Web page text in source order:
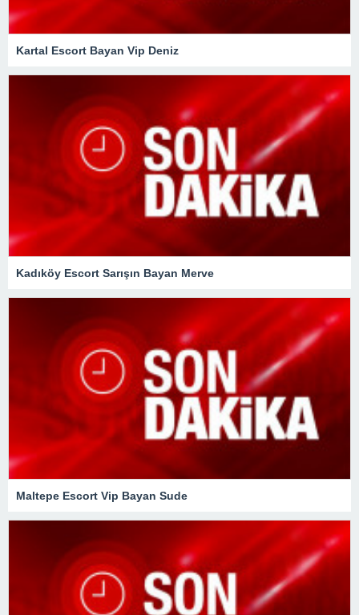
Kartal Escort Bayan Vip Deniz
Kadıköy Escort Sarışın Bayan Merve
Maltepe Escort Vip Bayan Sude